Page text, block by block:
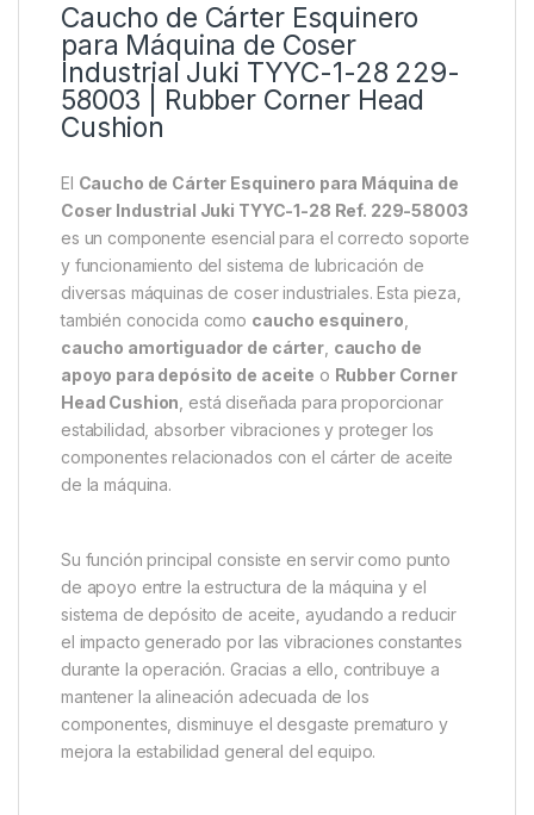
Caucho de Cárter Esquinero
para Máquina de Coser
Industrial Juki TYYC-1-28 229-
58003 | Rubber Corner Head
Cushion
El Caucho de Cárter Esquinero para Máquina de
Coser Industrial Juki TYYC-1-28 Ref. 229-58003
es un componente esencial para el correcto soporte
y funcionamiento del sistema de lubricación de
diversas máquinas de coser industriales. Esta pieza,
también conocida como caucho esquinero
caucho amortiguador de cárter, caucho de
apoyo para depósito de aceite o Rubber Corner
Head Cushion , está diseñada para proporcionar
estabilidad, absorber vibraciones y proteger los
componentes relacionados con el cárter de aceite
de la máquina.
Su función principal consiste en servir como punto
de apoyo entre la estructura de la máquina y el
sistema de depósito de aceite, ayudando a reducir
el impacto generado por las vibraciones constantes
durante la operación. Gracias a ello, contribuye a
mantener la alineación adecuada de los
componentes, disminuye el desgaste prematuro y
mejora la estabilidad general del equipo.